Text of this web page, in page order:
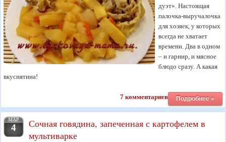
дуэт». Настоящая
палочка-выручалочка
для хозяек, у которых
всегда не хватает
времени. Два в одном
– и гарнир, и мясное
блюдо сразу. А какая
вкуснятина!
Подробнее »
7 комментариев
МАР
4
Сочная говядина, запеченная с картофелем в
мультиварке